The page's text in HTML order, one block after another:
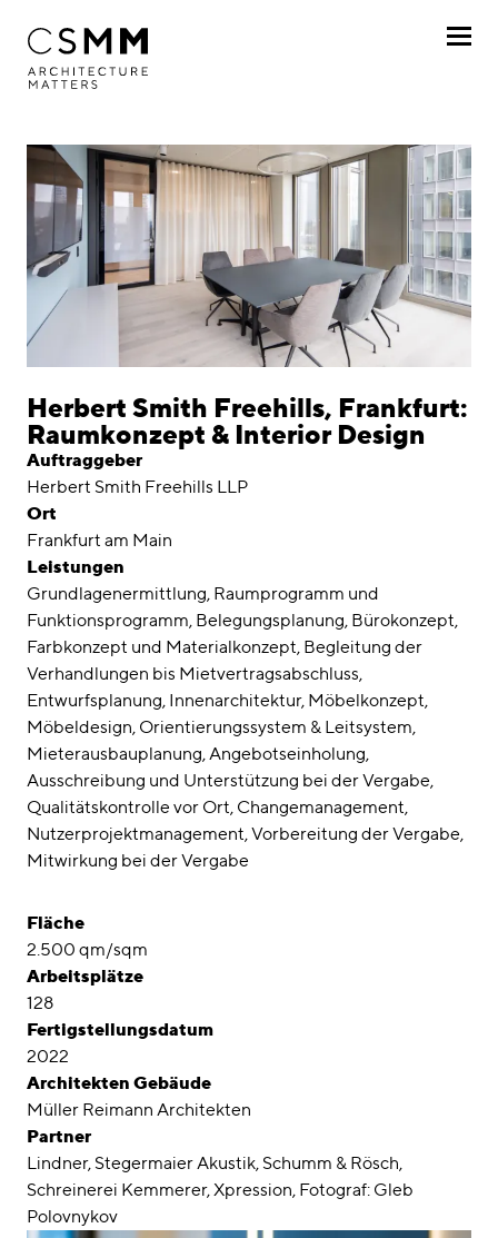
Profil
Leistungen
Projekte
Nach Kunde
Nach Projekt
Chronologisch
Journal
Awards
Karriere
Standorte
linkedininstagram
English
Impressum
Datenschutz
Herbert Smith Freehills, Frankfurt:
Raumkonzept & Interior Design
Auftraggeber
Herbert Smith Freehills LLP
Ort
Frankfurt am Main
Leistungen
Grundlagenermittlung Raumprogramm und
Funktionsprogramm Belegungsplanung Bürokonzept
Farbkonzept und Materialkonzept Begleitung der
Verhandlungen bis Mietvertragsabschluss
Entwurfsplanung Innenarchitektur Möbelkonzept
Möbeldesign Orientierungssystem & Leitsystem
Mieterausbauplanung Angebotseinholung
Ausschreibung und Unterstützung bei der Vergabe
Qualitätskontrolle vor Ort Changemanagement
Nutzerprojektmanagement Vorbereitung der Vergabe
Mitwirkung bei der Vergabe
Fläche
2.500 qm/sqm
Arbeitsplätze
128
Fertigstellungsdatum
2022
Architekten Gebäude
Müller Reimann Architekten
Partner
Lindner, Stegermaier Akustik, Schumm & Rösch,
Schreinerei Kemmerer, Xpression, Fotograf: Gleb
Polovnykov